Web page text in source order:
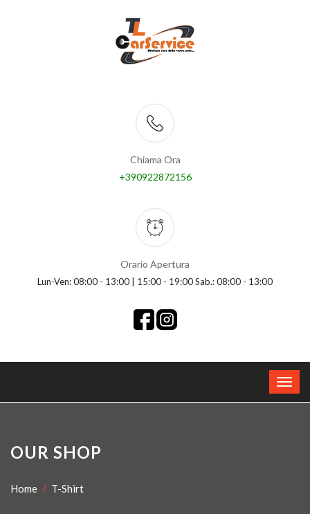
Chiama Ora
+390922872156
Orario Apertura
Lun-Ven: 08:00 - 13:00 | 15:00 - 19:00 Sab.: 08:00 - 13:00
OUR SHOP
Home T-Shirt